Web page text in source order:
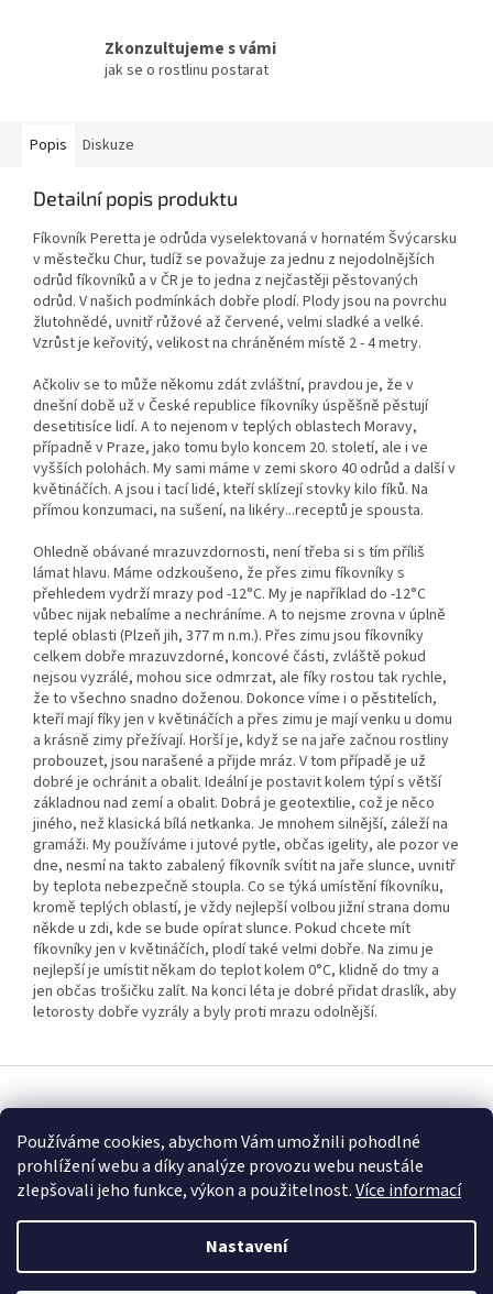
Používáme cookies, abychom Vám umožnili pohodlné
prohlížení webu a díky analýze provozu webu neustále
zlepšovali jeho funkce, výkon a použitelnost.Více informací
Nastavení
Zkonzultujeme s vámi
jak se o rostlinu postarat
Popis Diskuze
Detailní popis produktu
Fíkovník Peretta je odrůda vyselektovaná v hornatém Švýcarsku
v městečku Chur, tudíž se považuje za jednu z nejodolnějších
odrůd fíkovníků a v ČR je to jedna z nejčastěji pěstovaných
odrůd. V našich podmínkách dobře plodí. Plody jsou na povrchu
žlutohnědé, uvnitř růžové až červené, velmi sladké a velké.
Vzrůst je keřovitý, velikost na chráněném místě 2 - 4 metry.
Ačkoliv se to může někomu zdát zvláštní, pravdou je, že v
dnešní době už v České republice fíkovníky úspěšně pěstují
desetitisíce lidí. A to nejenom v teplých oblastech Moravy,
případně v Praze, jako tomu bylo koncem 20. století, ale i ve
vyšších polohách. My sami máme v zemi skoro 40 odrůd a další v
květináčích. A jsou i tací lidé, kteří sklízejí stovky kilo fíků. Na
přímou konzumaci, na sušení, na likéry...receptů je spousta.
Ohledně obávané mrazuvzdornosti, není třeba si s tím příliš
lámat hlavu. Máme odzkoušeno, že přes zimu fíkovníky s
přehledem vydrží mrazy pod -12°C. My je například do -12°C
vůbec nijak nebalíme a nechráníme. A to nejsme zrovna v úplně
teplé oblasti (Plzeň jih, 377 m n.m.). Přes zimu jsou fíkovníky
celkem dobře mrazuvzdorné, koncové části, zvláště pokud
nejsou vyzrálé, mohou sice odmrzat, ale fíky rostou tak rychle,
že to všechno snadno doženou. Dokonce víme i o pěstitelích,
kteří mají fíky jen v květináčích a přes zimu je mají venku u domu
a krásně zimy přežívají. Horší je, když se na jaře začnou rostliny
probouzet, jsou narašené a přijde mráz. V tom případě je už
dobré je ochránit a obalit. Ideální je postavit kolem týpí s větší
základnou nad zemí a obalit. Dobrá je geotextilie, což je něco
jiného, než klasická bílá netkanka. Je mnohem silnější, záleží na
gramáži. My používáme i jutové pytle, občas igelity, ale pozor ve
dne, nesmí na takto zabalený fíkovník svítit na jaře slunce, uvnitř
by teplota nebezpečně stoupla. Co se týká umístění fíkovníku,
kromě teplých oblastí, je vždy nejlepší volbou jižní strana domu
někde u zdi, kde se bude opírat slunce. Pokud chcete mít
fíkovníky jen v květináčích, plodí také velmi dobře. Na zimu je
nejlepší je umístit někam do teplot kolem 0°C, klidně do tmy a
jen občas trošičku zalít. Na konci léta je dobré přidat draslík, aby
letorosty dobře vyzrály a byly proti mrazu odolnější.
á
p
Copyright 2026 Fascinující Paulownia. Všechna práva vyhrazena.